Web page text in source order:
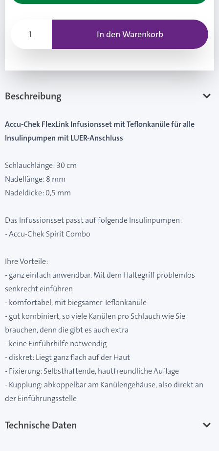
In den Warenkorb
Beschreibung
Accu-Chek FlexLink Infusionsset mit Teflonkanüle für alle
Insulinpumpen mit LUER-Anschluss
Schlauchlänge: 30 cm
Nadellänge: 8 mm
Nadeldicke: 0,5 mm
Das Infussionsset passt auf folgende Insulinpumpen:
- Accu-Chek Spirit Combo
Ihre Vorteile:
- ganz einfach anwendbar. Mit dem Haltegriff problemlos
senkrecht einführen
- komfortabel, mit biegsamer Teflonkanüle
- gut kombiniert, so viele Kanülen pro Schlauch wie Sie
brauchen, denn die gibt es auch extra
- keine Einführhilfe notwendig
- diskret: Liegt ganz flach auf der Haut
- Fixierung: Selbsthaftende, hautfreundliche Auflage
- Kupplung: abkoppelbar am Kanülengehäuse, also direkt an
der Einführungsstelle
Technische Daten